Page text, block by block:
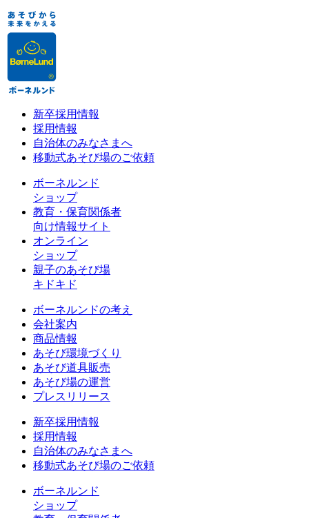
新卒採用情報
採用情報
自治体のみなさまへ
移動式あそび場のご依頼
ボーネルンド
ショップ
教育・保育関係者
向け情報サイト
オンライン
ショップ
親子のあそび場
キドキド
ボーネルンドの考え
会社案内
商品情報
あそび環境づくり
あそび道具販売
あそび場の運営
プレスリリース
新卒採用情報
採用情報
自治体のみなさまへ
移動式あそび場のご依頼
ボーネルンド
ショップ